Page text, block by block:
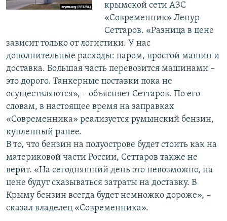
крымской сети АЗС
«Современник» Ленур
Сеттаров. «Разница в цене
зависит только от логистики. У нас
дополнительные расходы: паром, простой машин и
доставка. Большая часть перевозится машинами –
это дорого. Танкерные поставки пока не
осуществляются», – объясняет Сеттаров. По его
словам, в настоящее время на заправках
«Современника» реализуется румынский бензин,
купленный ранее.
В то, что бензин на полуострове будет стоить как на
материковой части России, Сеттаров также не
верит. «На сегодняшний день это невозможно, на
цене будут сказываться затраты на доставку. В
Крыму бензин всегда будет немножко дороже», –
сказал владелец «Современника».